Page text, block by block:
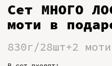
Сет МНОГО
моти в
830г/28шт+2 моти